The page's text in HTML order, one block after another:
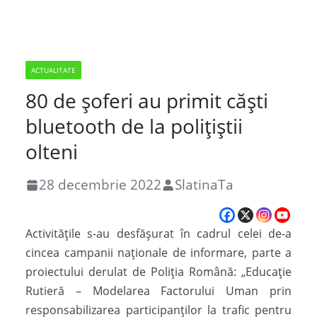
ACTUALITATE
80 de șoferi au primit căşti
bluetooth de la poliţiştii
olteni
28 decembrie 2022 SlatinaTa
Activitățile s-au desfășurat în cadrul celei de-a
cincea campanii naționale de informare, parte a
proiectului derulat de Poliția Română: „Educație
Rutieră – Modelarea Factorului Uman prin
responsabilizarea participanților la trafic pentru